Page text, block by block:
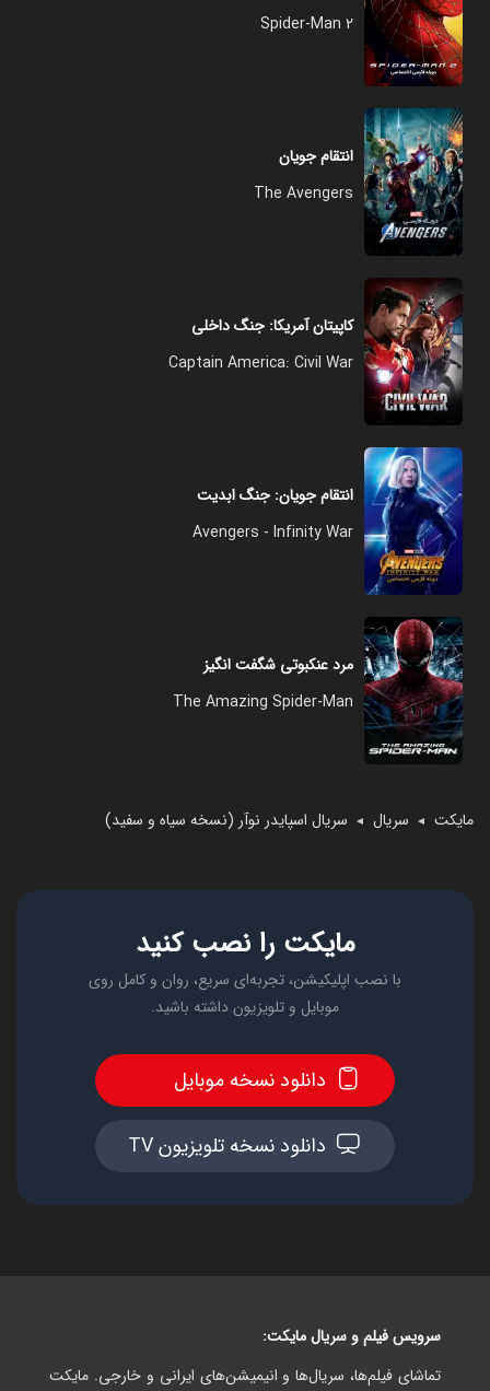
Spider-Man 2
انتقام جویان
The Avengers
کاپیتان آمریکا: جنگ داخلی
Captain America: Civil War
انتقام جویان: جنگ ابدیت
Avengers - Infinity War
مرد عنکبوتی شگفت انگیز
The Amazing Spider-Man
مایکت ◄ سریال ◄ سریال اسپایدر نوآر (نسخه سیاه و سفید)
مایکت را نصب کنید
با نصب اپلیکیشن، تجربه‌ای سریع، روان و کامل روی
موبایل و تلویزیون داشته باشید.
دانلود نسخه موبایل
دانلود نسخه تلویزیون TV
سرویس فیلم و سریال مایکت:
تماشای فیلم‌ها، سریال‌ها و انیمیشن‌های ایرانی و خارجی. مایکت